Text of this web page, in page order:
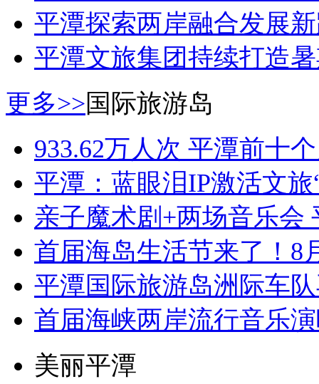
平潭探索两岸融合发展
平潭文旅集团持续打造
更多>>国际旅游岛
933.62万人次 平潭前十
平潭：蓝眼泪IP激活文旅
亲子魔术剧+两场音乐会
首届海岛生活节来了！8
平潭国际旅游岛洲际车
首届海峡两岸流行音乐
美丽平潭